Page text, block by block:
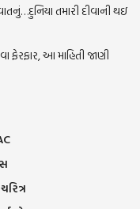
તમારી દીવાની થઇ
ફેરફાર, આ માહિતી જાણી